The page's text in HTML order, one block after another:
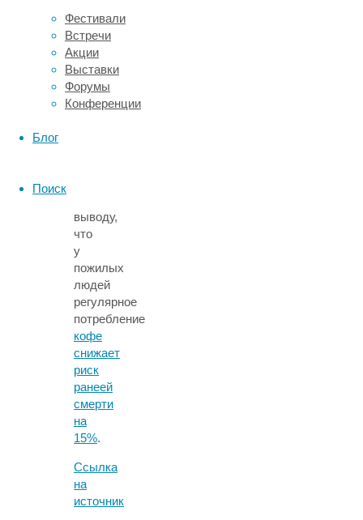
Фестивали
Встречи
Акции
Выставки
Форумы
Конференции
Блог
Поиск
18%.
из
Национального
выводу,
что
у
пожилых
людей
регулярное
потребление
кофе
снижает
риск
ранеей
смерти
на
15%.
Ссылка
на
источник